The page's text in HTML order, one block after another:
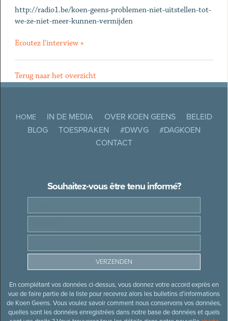
http://radio1.be/koen-geens-problemen-niet-uitstellen-tot-
we-ze-niet-meer-kunnen-vermijden
Ecoutez l'interview »
Terug naar het overzicht
HOME IN DE MEDIA OVER KOEN GEENS
BELEID
BLOG
TOESPRAKEN #DWVG
#DAGKOEN
CONTACT
Souhaitez-vous être tenu informé?
En complétant vos données ci-dessus, vous donnez votre accord exprès en
vue de faire partie de la liste pour recevrez alors les bulletins d’informations
de Koen Geens. Vous voulez savoir comment nous conservons vos données,
quelles sont les données enregistrées dans notre base de données et quels